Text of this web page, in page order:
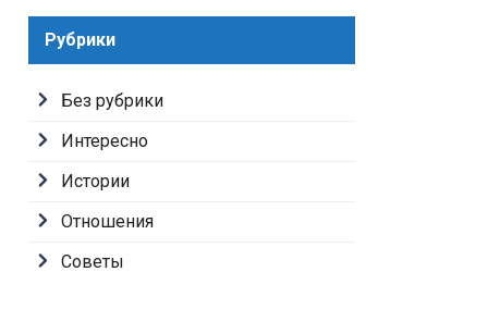
Рубрики
Без рубрики
Интересно
Истории
Отношения
Советы